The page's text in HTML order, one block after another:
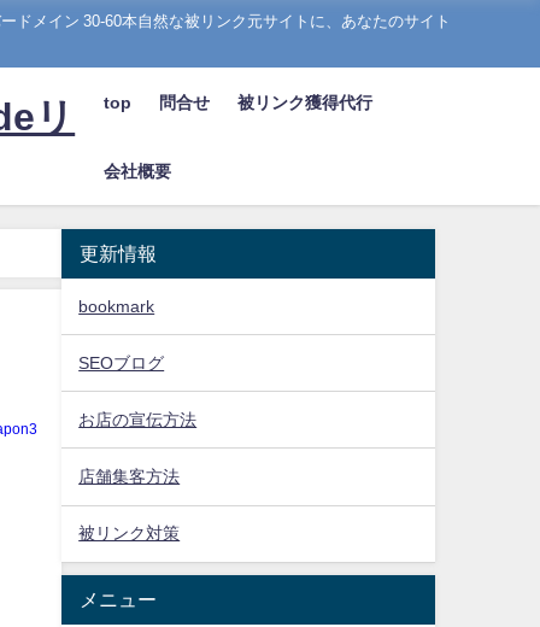
ドメイン 30-60本自然な被リンク元サイトに、あなたのサイト
リ
top 問合せ 被リンク獲得代行
会社概要
更新情報
bookmark
SEOブログ
お店の宣伝方法
店舗集客方法
被リンク対策
メニュー